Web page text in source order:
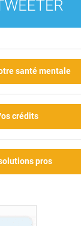
santé mentale
crédits
pros